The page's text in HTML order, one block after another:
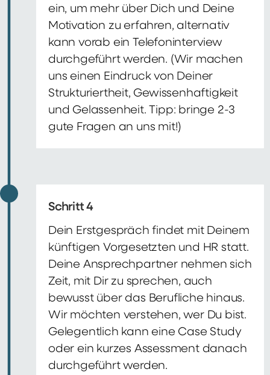
ein, um mehr über Dich und Deine
Motivation zu erfahren, alternativ
kann vorab ein Telefoninterview
durchgeführt werden. (Wir machen
uns einen Eindruck von Deiner
Strukturiertheit, Gewissenhaftigkeit
und Gelassenheit. Tipp: bringe 2-3
gute Fragen an uns mit!)
Schritt 4
Dein Erstgespräch findet mit Deinem
künftigen Vorgesetzten und HR statt.
Deine Ansprechpartner nehmen sich
Zeit, mit Dir zu sprechen, auch
bewusst über das Berufliche hinaus.
Wir möchten verstehen, wer Du bist.
Gelegentlich kann eine Case Study
oder ein kurzes Assessment danach
durchgeführt werden.